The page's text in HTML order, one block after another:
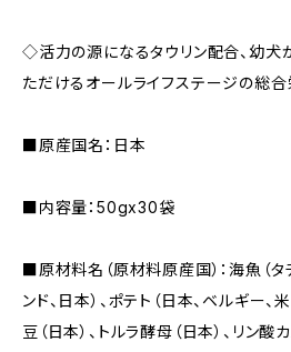
◇活力の源になるタウリン配合、幼犬
ただけるオールライフステージの総
■原産国名：日本
■内容量：50gx30袋
■原材料名（原材料原産国）：海魚（タチ
ンド、日本）、ポテト（⽇本、ベルギー、
豆（⽇本）、トルラ酵母（⽇本）、リン酸